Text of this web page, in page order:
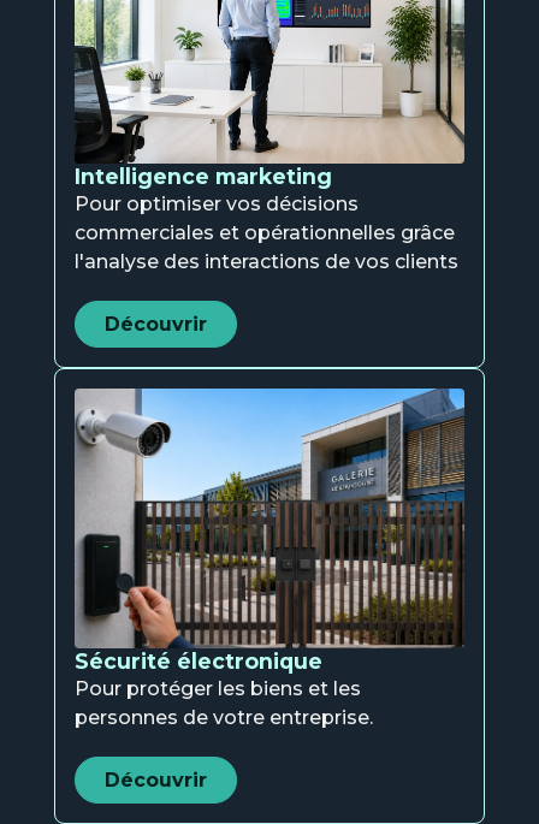
Intelligence marketing
Pour optimiser vos décisions
commerciales et opérationnelles grâce
l'analyse des interactions de vos clients
Découvrir
Sécurité électronique
Pour protéger les biens et les
personnes de votre entreprise.
Découvrir